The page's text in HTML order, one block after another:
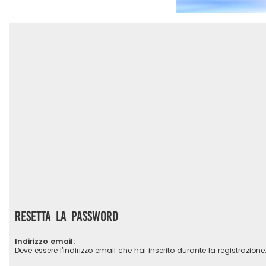
Resetta la password
Indirizzo email:
Deve essere l’indirizzo email che hai inserito durante la registrazione.